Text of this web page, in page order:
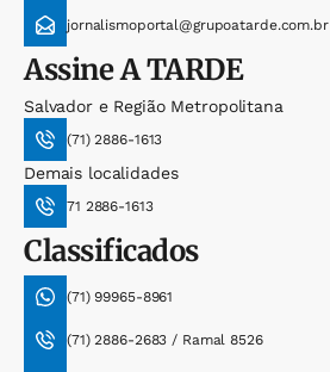
jornalismoportal@grupoatarde.com.br
AssineA TARDE
Salvador e Região Metropolitana
(71) 2886-1613
Demais localidades
71 2886-1613
Classificados
(71) 99965-8961
(71) 2886-2683 / Ramal 8526